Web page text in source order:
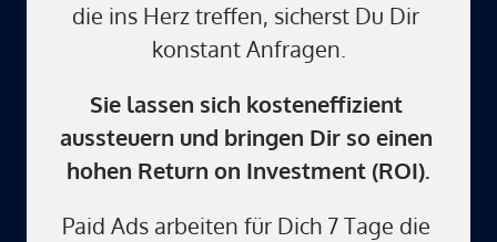
die ins Herz treffen, sicherst Du Dir
konstant Anfragen.
Sie lassen sich kosteneffizient
aussteuern und bringen Dir so einen
hohen Return on Investment (ROI).
Paid Ads arbeiten für Dich 7 Tage die